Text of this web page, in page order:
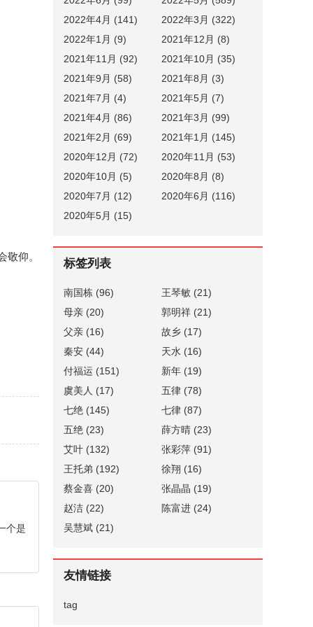
仰。
个是
2022年4月 (141)
2022年3月 (322)
2022年1月 (9)
2021年12月 (8)
2021年11月 (92)
2021年10月 (35)
2021年9月 (58)
2021年8月 (3)
2021年7月 (4)
2021年5月 (7)
2021年4月 (86)
2021年3月 (99)
2021年2月 (69)
2021年1月 (145)
2020年12月 (72)
2020年11月 (53)
2020年10月 (5)
2020年8月 (8)
2020年7月 (12)
2020年6月 (116)
2020年5月 (15)
标签列表
南国栋 (96) 王琴敏 (21)
母亲 (20) 郭明祥 (21)
父亲 (16) 故乡 (17)
秦安 (44) 天水 (16)
付福运 (151) 新年 (19)
虞美人 (17) 五律 (78)
七绝 (145) 七律 (87)
五绝 (23) 薛方晴 (23)
艾叶 (132) 张彩萍 (91)
王托弟 (192) 徐翔 (16)
蔡金喜 (20) 张晶晶 (19)
赵洁 (22) 陈富进 (24)
吴慧斌 (21)
友情链接
tag